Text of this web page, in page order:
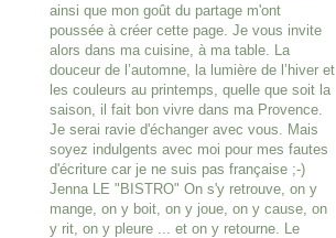
ainsi que mon goût du partage m'ont
poussée à créer cette page. Je vous invite
alors dans ma cuisine, à ma table. La
douceur de l’automne, la lumière de l’hiver et
les couleurs au printemps, quelle que soit la
saison, il fait bon vivre dans ma Provence.
Je serai ravie d'échanger avec vous. Mais
soyez indulgents avec moi pour mes fautes
d'écriture car je ne suis pas française ;-)
Jenna LE "BISTRO" On s'y retrouve, on y
mange, on y boit, on y joue, on y cause, on
y rit, on y pleure ... et on y retourne. Le